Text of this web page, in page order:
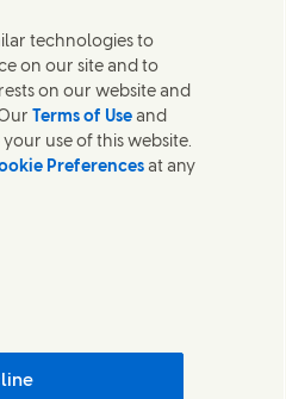
gia và Unilever hoặc tìm các
người tiêu dùng
Thương hiệu Tiktok Shop
technologies to
on our site and to
on our website and
Terms of Use and
use of this website.
Preferences at any